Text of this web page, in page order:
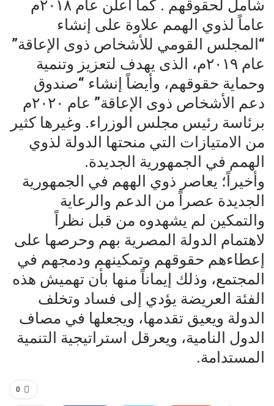
شامل لحقوقهم . كما أعلن عام ٢٠١٨م
عاماً لذوي الهمم علاوة على ‏إنشاء
“المجلس القومي للأشخاص ذوى الإعاقة”
عام ٢٠١٩م، الذى يهدف لتعزيز وتنمية
وحماية حقوقهم، وأيضاً إنشاء “صندوق
دعم الأشخاص ذوى الإعاقة” عام ٢٠٢٠م
برئاسة رئيس مجلس الوزراء. وغيرها كثير
من الامتيازات التي منحتها الدولة لذوي
الهمم في الجمهورية الجديدة.
وأخيراً؛ يعاصر ذوي الههم في الجمهورية
الجديدة عصراً من الدعم والرعاية
والتمكين لم يشهدوه من قبل نظراً
لاهتمام الدولة المصرية بهم وحرصها على
إعطاءهم حقوقهم وتمكينهم ودمجهم في
المجتمع، وذلك إيماناً منها بأن تهميش هذه
الفئة العريضة يؤدي إلى فساد وتخلف
الدولة ويعيق تقدمها، ويجعلها في مصاف
الدول النامية، ويعرقل استراتيجية التنمية
المستدامة.
0